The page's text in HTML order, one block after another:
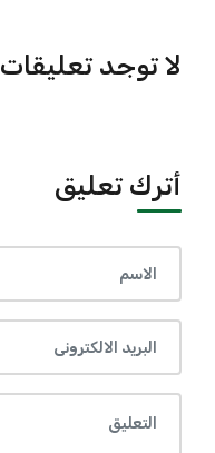
لا توجد تعليقات
أترك تعليق